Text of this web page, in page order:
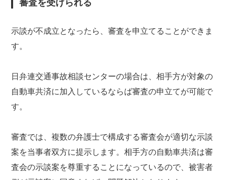
審査を受けられる
示談が不成立となったら、審査を申立てることができま
す。
日弁連交通事故相談センターの場合は、相手方が対象の
自動車共済に加入しているならば審査の申立てが可能で
す。
審査では、複数の弁護士で構成する審査会が適切な示談
案を当事者双方に提示します。相手方の自動車共済は審
査会の示談案を尊重することになっているので、被害者